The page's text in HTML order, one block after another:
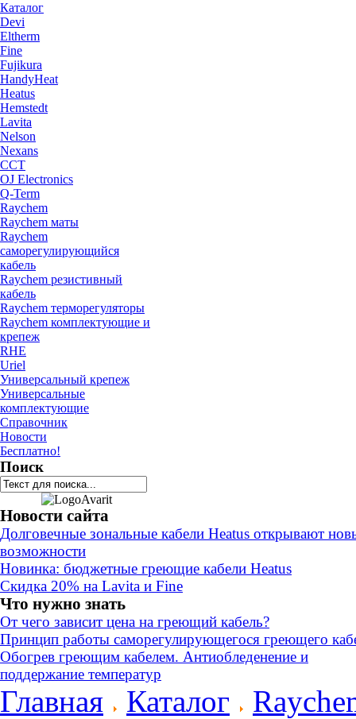
Каталог
Devi
Eltherm
Fine
Fujikura
HandyHeat
Heatus
Hemstedt
Lavita
Nelson
Nexans
ССТ
OJ Electronics
Q-Term
Raychem
Raychem маты
Raychem
саморегулирующийся
кабель
Raychem резистивный
кабель
Raychem терморегуляторы
Raychem комплектующие и
крепеж
RHE
Uriel
Универсальный крепеж
Универсальные
комплектующие
Справочник
Новости
Бесплатно!
Поиск
Новости сайта
Долговечные зональные кабели Heatus открывают
возможности
Новинка: бюджетные греющие кабели Heatus
Скидка 20% на Lavita и Fine
Что нужно знать
От чего зависит цена на греющий кабель?
Принцип работы саморегулирующегося греющего
Обогрев греющим кабелем. Антиобледенение и
поддержание температур
Главная Каталог